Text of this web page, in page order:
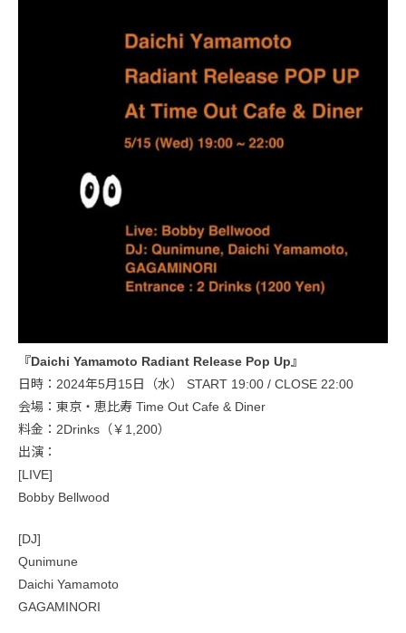
『Daichi Yamamoto Radiant Release Pop Up』
日時：2024年5月15日（水） START 19:00 / CLOSE 22:00
会場：東京・恵比寿 Time Out Cafe & Diner
料金：2Drinks（￥1,200）
出演：
[LIVE]
Bobby Bellwood
[DJ]
Qunimune
Daichi Yamamoto
GAGAMINORI